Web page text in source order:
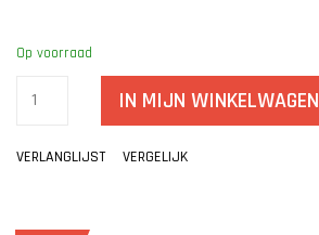
Op voorraad
IN MIJN WINKELWAGEN
VERLANGLIJST VERGELIJK